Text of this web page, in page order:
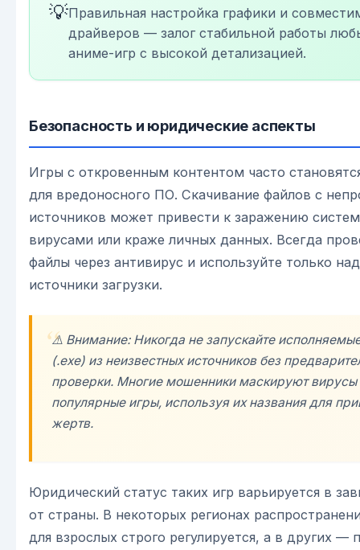
💡Правильная настройка графики и
драйверов — залог стабильной работы
аниме-игр с высокой детализацией.
Безопасность и юридические аспекты
Игры с откровенным контентом часто
для вредоносного ПО. Скачивание файлов с
источников может привести к заражению
вирусами или краже личных данных. Всегда
файлы через антивирус и используйте только
источники загрузки.
⚠️ Внимание: Никогда не запускайте
(.exe) из неизвестных источников без
проверки. Многие мошенники маскируют вирусы
популярные игры, используя их названия для
жертв.
Юридический статус таких игр варьируется в
от страны. В некоторых регионах
для взрослых строго регулируется, а в других —